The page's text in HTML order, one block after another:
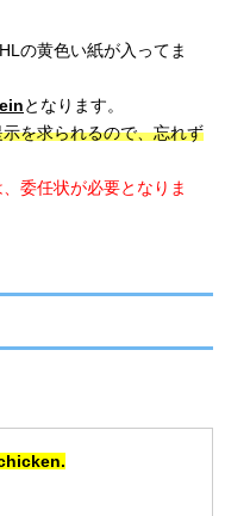
の黄色い紙が入ってま
となります。
を求られるので、忘れず
委任状が必要となりま